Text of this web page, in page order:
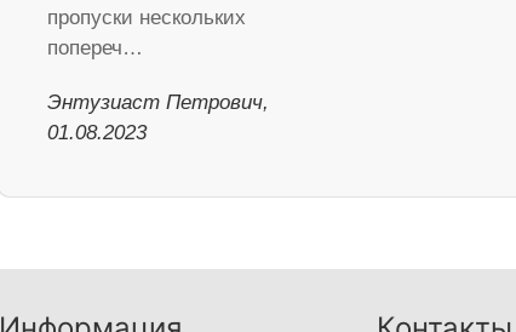
пропуски нескольких
попереч…
Энтузиаст Петрович,
01.08.2023